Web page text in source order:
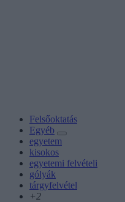
Felsőoktatás
Egyéb
egyetem
kisokos
egyetemi felvételi
gólyák
tárgyfelvétel
+2